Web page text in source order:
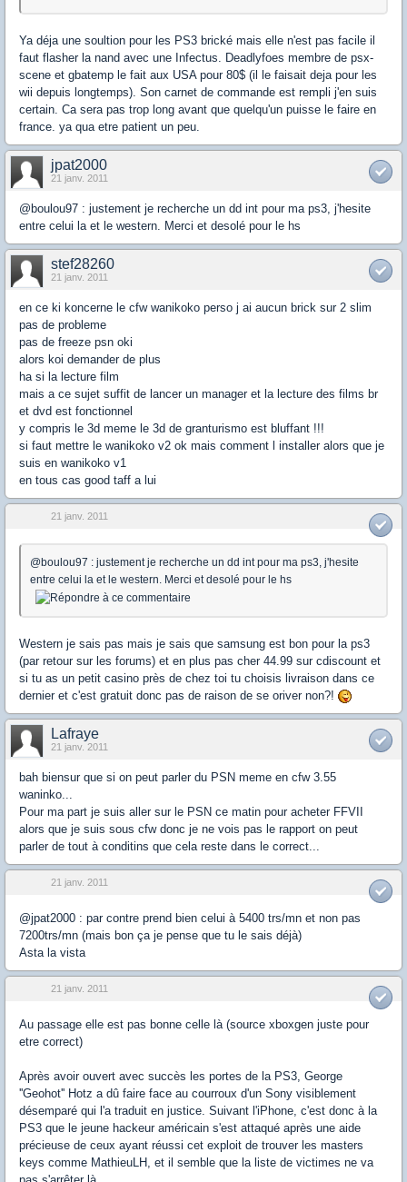
Ya déja une soultion pour les PS3 brické mais elle n'est pas facile il
faut flasher la nand avec une Infectus. Deadlyfoes membre de psx-
scene et gbatemp le fait aux USA pour 80$ (il le faisait deja pour les
wii depuis longtemps). Son carnet de commande est rempli j'en suis
certain. Ca sera pas trop long avant que quelqu'un puisse le faire en
france. ya qua etre patient un peu.
jpat2000
21 janv. 2011
@boulou97 : justement je recherche un dd int pour ma ps3, j'hesite
entre celui la et le western. Merci et desolé pour le hs
stef28260
21 janv. 2011
en ce ki koncerne le cfw wanikoko perso j ai aucun brick sur 2 slim
pas de probleme
pas de freeze psn oki
alors koi demander de plus
ha si la lecture film
mais a ce sujet suffit de lancer un manager et la lecture des films br
et dvd est fonctionnel
y compris le 3d meme le 3d de granturismo est bluffant !!!
si faut mettre le wanikoko v2 ok mais comment l installer alors que je
suis en wanikoko v1
en tous cas good taff a lui
21 janv. 2011
@boulou97 : justement je recherche un dd int pour ma ps3, j'hesite
entre celui la et le western. Merci et desolé pour le hs
Western je sais pas mais je sais que samsung est bon pour la ps3
(par retour sur les forums) et en plus pas cher 44.99 sur cdiscount et
si tu as un petit casino près de chez toi tu choisis livraison dans ce
dernier et c'est gratuit donc pas de raison de se oriver non?!
Lafraye
21 janv. 2011
bah biensur que si on peut parler du PSN meme en cfw 3.55
waninko...
Pour ma part je suis aller sur le PSN ce matin pour acheter FFVII
alors que je suis sous cfw donc je ne vois pas le rapport on peut
parler de tout à conditins que cela reste dans le correct...
21 janv. 2011
@jpat2000 : par contre prend bien celui à 5400 trs/mn et non pas
7200trs/mn (mais bon ça je pense que tu le sais déjà)
Asta la vista
21 janv. 2011
Au passage elle est pas bonne celle là (source xboxgen juste pour
etre correct)
Après avoir ouvert avec succès les portes de la PS3, George
''Geohot'' Hotz a dû faire face au courroux d'un Sony visiblement
désemparé qui l'a traduit en justice. Suivant l'iPhone, c'est donc à la
PS3 que le jeune hackeur américain s'est attaqué après une aide
précieuse de ceux ayant réussi cet exploit de trouver les masters
keys comme MathieuLH, et il semble que la liste de victimes ne va